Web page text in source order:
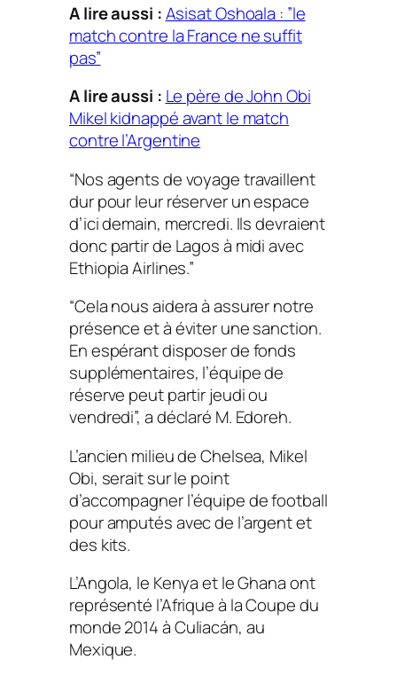
A lire aussi :Asisat Oshoala : ”le
match contre la France ne suffit
pas”
A lire aussi : Le père de John Obi
Mikel kidnappé avant le match
contre l’Argentine
“Nos agents de voyage travaillent
dur pour leur réserver un espace
d’ici demain, mercredi. Ils devraient
donc partir de Lagos à midi avec
Ethiopia Airlines.”
“Cela nous aidera à assurer notre
présence et à éviter une sanction.
En espérant disposer de fonds
supplémentaires, l’équipe de
réserve peut partir jeudi ou
vendredi”, a déclaré M. Edoreh.
L’ancien milieu de Chelsea, Mikel
Obi, serait sur le point
d’accompagner l’équipe de football
pour amputés avec de l’argent et
des kits.
L’Angola, le Kenya et le Ghana ont
représenté l’Afrique à la Coupe du
monde 2014 à Culiacán, au
Mexique.